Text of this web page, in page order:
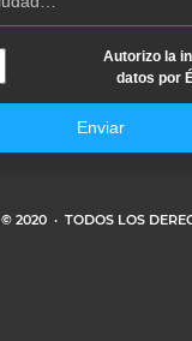
Autorizo la
datos por
Enviar
© 2020 · TODOS LOS